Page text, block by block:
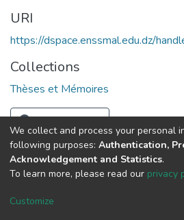
URI
https://dspace.enssmal.edu.dz/
Collections
Thèses et Mémoires
Full item page
© 2025 ENSSMAL – Tous
Dépôt numérique :
We collect and process your personal
following purposes: Authentication,
Acknowledgement and Statistics.
To learn more, please read our privacy
Customize